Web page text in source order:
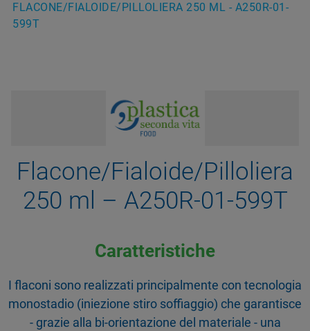
FLACONE/FIALOIDE/PILLOLIERA 250 ML - A250R-01-
599T
Flacone/Fialoide/Pilloliera
250 ml – A250R-01-599T
Caratteristiche
I flaconi sono realizzati principalmente con tecnologia
monostadio (iniezione stiro soffiaggio) che garantisce
- grazie alla bi-orientazione del materiale - una